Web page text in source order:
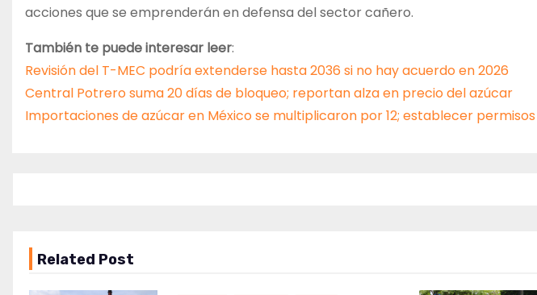
acciones que se emprenderán en defensa del sector cañero.
También te puede interesar leer:
Revisión del T-MEC podría extenderse hasta 2036 si no hay acuerdo en 2026
Central Potrero suma 20 días de bloqueo; reportan alza en precio del azúcar
Importaciones de azúcar en México se multiplicaron por 12; establecer
Related Post